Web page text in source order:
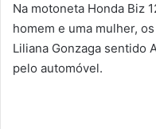
Na motoneta Honda Biz
homem e uma mulher,
Liliana Gonzaga sentido
pelo automóvel.